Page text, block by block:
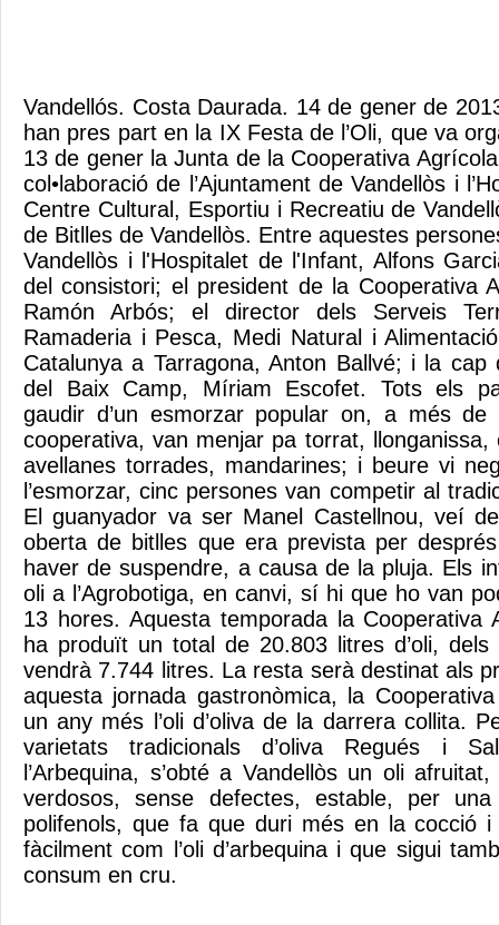
Vandellós. Costa Daurada. 14 de gener de
han pres part en la IX Festa de l’Oli, que va
13 de gener la Junta de la Cooperativa
col•laboració de l’Ajuntament de Vandellòs i
Centre Cultural, Esportiu i Recreatiu de
de Bitlles de Vandellòs. Entre aquestes
Vandellòs i l'Hospitalet de l'Infant, Alfons
del consistori; el president de la Cooperativa
Ramón Arbós; el director dels Serveis
Ramaderia i Pesca, Medi Natural i
Catalunya a Tarragona, Anton Ballvé; i la cap
del Baix Camp, Míriam Escofet. Tots els
gaudir d’un esmorzar popular on, a més
cooperativa, van menjar pa torrat, llonganissa,
avellanes torrades, mandarines; i beure vi
l’esmorzar, cinc persones van competir al
El guanyador va ser Manel Castellnou, veí
oberta de bitlles que era prevista per
haver de suspendre, a causa de la pluja. Els
oli a l’Agrobotiga, en canvi, sí hi que ho van
13 hores. Aquesta temporada la Cooperativa
ha produït un total de 20.803 litres d’oli, dels
vendrà 7.744 litres. La resta serà destinat als
aquesta jornada gastronòmica, la
un any més l’oli d’oliva de la darrera collita.
varietats tradicionals d’oliva Regués i
l’Arbequina, s’obté a Vandellòs un oli
verdosos, sense defectes, estable, per
polifenols, que fa que duri més en la cocció
fàcilment com l’oli d’arbequina i que sigui
consum en cru.